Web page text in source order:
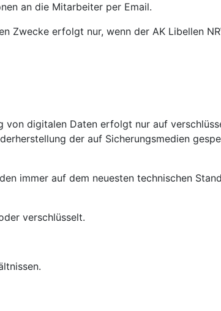
an die Mitarbeiter per Email.
Zwecke erfolgt nur, wenn der AK Libellen
digitalen Daten erfolgt nur auf
der auf Sicherungsmedien
immer auf dem neuesten technischen
verschlüsselt.